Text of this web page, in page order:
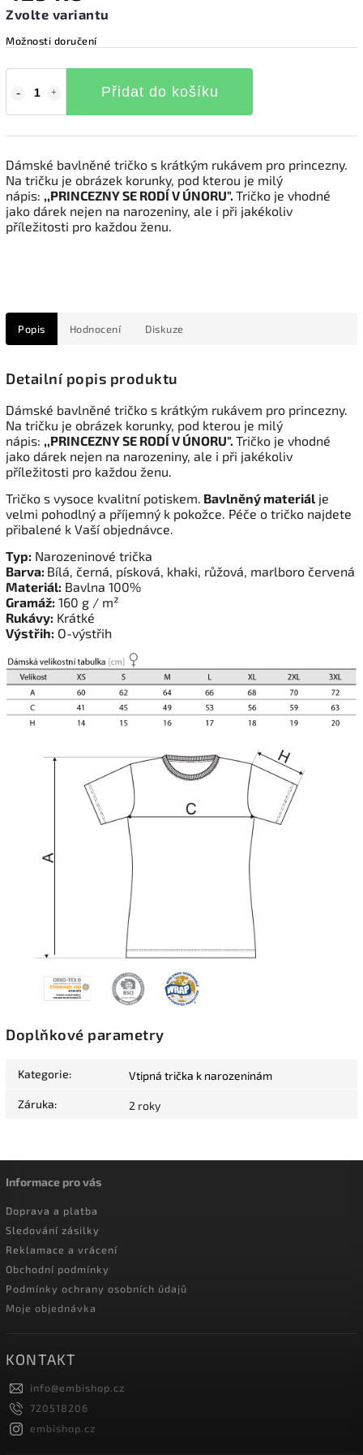
Zvolte variantu
Možnosti doručení
Přidat do košíku
Dámské bavlněné tričko s krátkým rukávem pro princezny.
Na tričku je obrázek korunky, pod kterou je milý
nápis: ,,PRINCEZNY SE RODÍ V ÚNORU". Tričko je vhodné
jako dárek nejen na narozeniny, ale i při jakékoliv
příležitosti pro každou ženu.
Popis Hodnocení Diskuze
Detailní popis produktu
Dámské bavlněné tričko s krátkým rukávem pro princezny.
Na tričku je obrázek korunky, pod kterou je milý
nápis: ,,PRINCEZNY SE RODÍ V ÚNORU". Tričko je vhodné
jako dárek nejen na narozeniny, ale i při jakékoliv
příležitosti pro každou ženu.
Tričko s vysoce kvalitní potiskem. Bavlněný materiál je
velmi pohodlný a příjemný k pokožce. Péče o tričko najdete
přibalené k Vaší objednávce.
Typ: Narozeninové trička
Barva: Bílá, černá, písková, khaki, růžová, marlboro červená
Materiál: Bavlna 100%
Gramáž: 160 g / m²
Rukávy: Krátké
Výstřih: O-výstřih
Doplňkové parametry
Kategorie: Vtipná trička k narozeninám
Záruka: 2 roky
Informace pro vás
Doprava a platba
Sledování zásilky
Reklamace a vrácení
Obchodní podmínky
Podmínky ochrany osobních údajů
Moje objednávka
KONTAKT
info@embishop.cz
720518206
embishop.cz